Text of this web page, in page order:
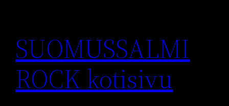
SUOMUSSALMI
ROCK kotisivu